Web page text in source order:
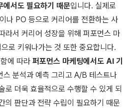
에서도 필요하기 때문입니다. 실제로
나 PO 등으로 커리어를 전환하는 사
라서 커리어 성장을 위해 퍼포먼스 마
로 키워나가는 것 또한 중요합니다.
에 따라 퍼포먼스 마케팅에서도 AI 기
스 분석과 예측 그리고 A/B 테스트나
로 더욱 효율적으로 수행할 수 있게 되
의 판단과 전략 수립이 필요하기 때문